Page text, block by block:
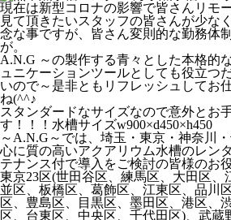
現在は新型コロナの影響で皆さんリモ
見て頂きたいスタッフの皆さんが少な
念な事ですが、皆さん変則的な勤務体
が。
A.N.G ～の製作する青々とした本格的
ュニケーションツールとしても役立つ
いので～是非ともリフレッシュしてお
ね(^^♪
スタンダードなサイズなので意外とお
す！！！水槽サイズw900×d450×h450
～A.N.G～では、埼玉・東京・神奈川
心に質の高いアクアリウム水槽のレン
テナンス付で導入をご検討の皆様のお
東京23区(世田谷区、練馬区、大田区、
並区、板橋区、葛飾区、江東区、品川
区、豊島区、目黒区、墨田区、港区、
区、台東区、中央区、千代田区)、武蔵